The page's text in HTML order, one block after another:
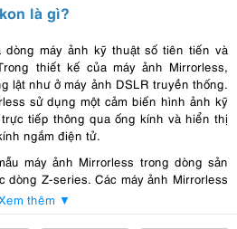
là gì?
dòng máy ảnh kỹ thuật số tiên tiến và
thiết kế của máy ảnh Mirrorless,
lật như ở máy ảnh DSLR truyền thống.
sử dụng một cảm biến hình ảnh kỹ
tiếp thông qua ống kính và hiển thị
ngắm điện tử.
máy ảnh Mirrorless trong dòng sản
dòng Z-series. Các máy ảnh Mirrorless
chất lượng ảnh tốt, khả năng lấy nét
đa dạng để phục vụ các nhu cầu chụp
thêm ▼